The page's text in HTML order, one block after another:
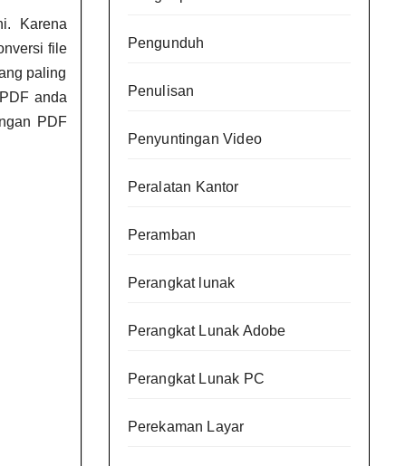
Karena
file
paling
anda
PDF
Pengunduh
Penulisan
Penyuntingan Video
Peralatan Kantor
Peramban
Perangkat lunak
Perangkat Lunak Adobe
Perangkat Lunak PC
Perekaman Layar